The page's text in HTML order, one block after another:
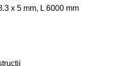
x 5 mm, L 6000 mm